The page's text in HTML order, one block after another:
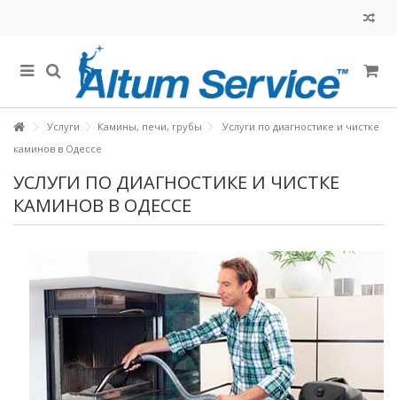
Услуги Камины, печи, грубы
Услуги по диагностике и чистке
каминов в Одессе
УСЛУГИ ПО ДИАГНОСТИКЕ И ЧИСТКЕ
КАМИНОВ В ОДЕССЕ